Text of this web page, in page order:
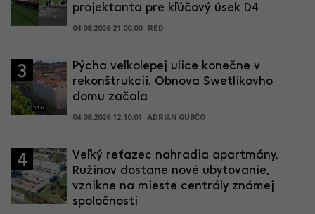
projektanta pre kľúčový úsek D4
04.08.2026 21:00:00 RED
3
Pýcha veľkolepej ulice konečne v
rekonštrukcii. Obnova Swetlikovho
domu začala
04.08.2026 12:10:01 ADRIAN GUBČO
4
Veľký reťazec nahradia apartmány.
Ružinov dostane nové ubytovanie,
vznikne na mieste centrály známej
spoločnosti